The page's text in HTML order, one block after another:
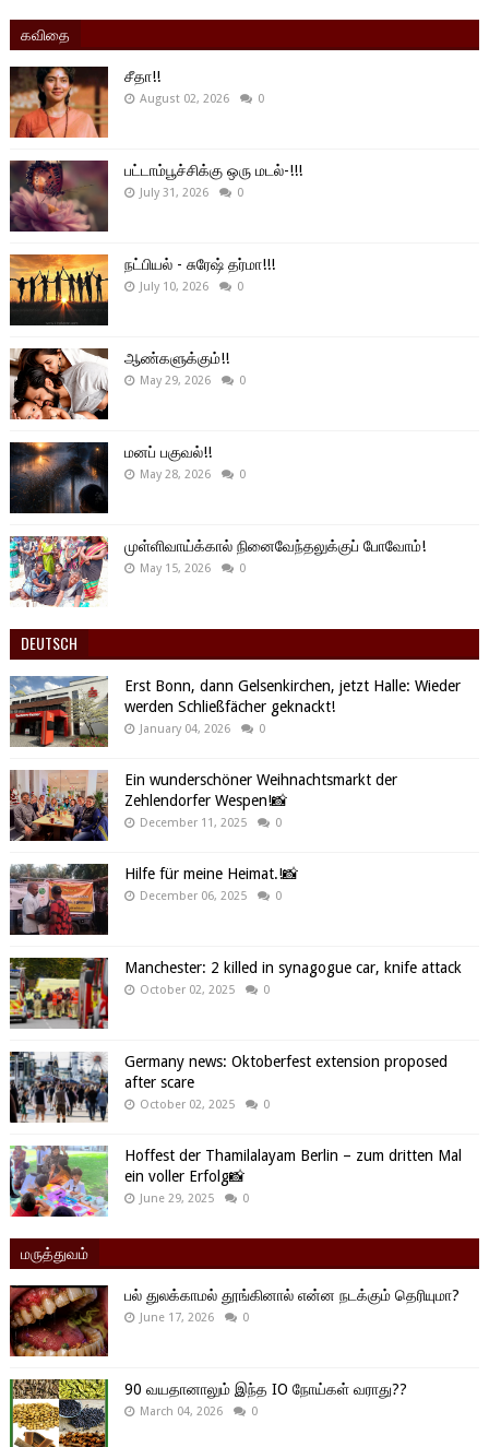
கவிதை
சீதா!!
August 02, 2026 0
பட்டாம்பூச்சிக்கு ஒரு மடல்-!!!
July 31, 2026 0
நட்பியல் - சுரேஷ் தர்மா!!!
July 10, 2026 0
ஆண்களுக்கும்!!
May 29, 2026 0
மனப் பகுவல்!!
May 28, 2026 0
முள்ளிவாய்க்கால் நினைவேந்தலுக்குப் போவோம்!
May 15, 2026 0
DEUTSCH
Erst Bonn, dann Gelsenkirchen, jetzt Halle: Wieder
werden Schließfächer geknackt!
January 04, 2026 0
Ein wunderschöner Weihnachtsmarkt der
Zehlendorfer Wespen!📸
December 11, 2025 0
Hilfe für meine Heimat.!📸
December 06, 2025 0
Manchester: 2 killed in synagogue car, knife attack
October 02, 2025 0
Germany news: Oktoberfest extension proposed
after scare
October 02, 2025 0
Hoffest der Thamilalayam Berlin – zum dritten Mal
ein voller Erfolg📸
June 29, 2025 0
மருத்துவம்
பல் துலக்காமல் தூங்கினால் என்ன நடக்கும் தெரியுமா?
June 17, 2026 0
90 வயதானாலும் இந்த IO நோய்கள் வராது??
March 04, 2026 0